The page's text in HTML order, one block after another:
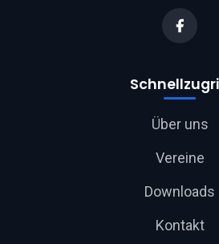
Über uns
Vereine
Downloads
Kontakt